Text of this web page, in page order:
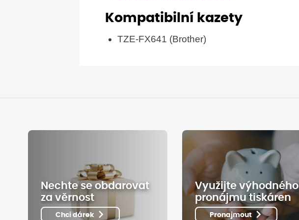
Kompatibilní kazety
TZE-FX641 (Brother)
Nechte se obdarovat
za věrnost
Chci dárek
Využijte výhodného
pronájmu tiskáren
Pronajmout